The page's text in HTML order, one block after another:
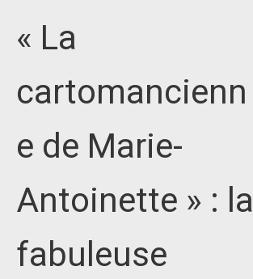
« La
cartomancienn
e de Marie-
Antoinette » : la
fabuleuse